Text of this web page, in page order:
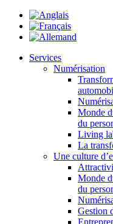
Services
Numérisation
Monde
du
Living
La
Une culture
Monde
du
Gestion